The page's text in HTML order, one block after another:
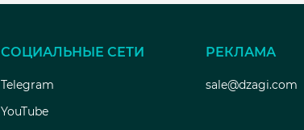
СОЦИАЛЬНЫЕ СЕТИ
Telegram
YouTube
РЕКЛАМА
sale@dzagi.com